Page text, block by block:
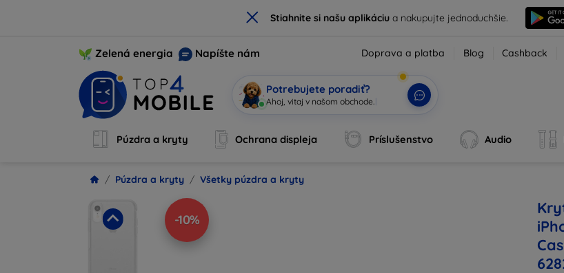
× Stiahnite si našu aplikáciua nakupujte jednoduchšie.
Zelená energia Napíšte nám Doprava a platba Blog Cashback
Potrebujete poradiť?
S|
Púzdra a kryty Ochrana displeja Príslušenstvo Audio
Púzdra a kryty Všetky púzdra a kryty
-10%